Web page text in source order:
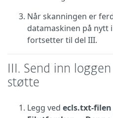
Når skanningen er
datamaskinen på nytt
fortsetter til del III.
III. Send inn
støtte
Legg ved ecls.txt-filen